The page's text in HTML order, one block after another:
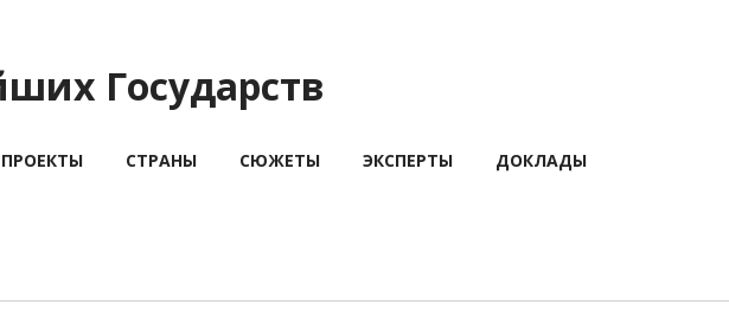
Государств
ПРОЕКТЫ СТРАНЫ СЮЖЕТЫ ЭКСПЕРТЫ ДОКЛАДЫ